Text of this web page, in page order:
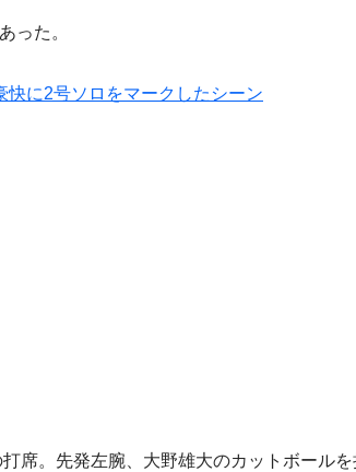
った。
快に2号ソロをマークしたシーン
席。先発左腕、大野雄大のカットボール